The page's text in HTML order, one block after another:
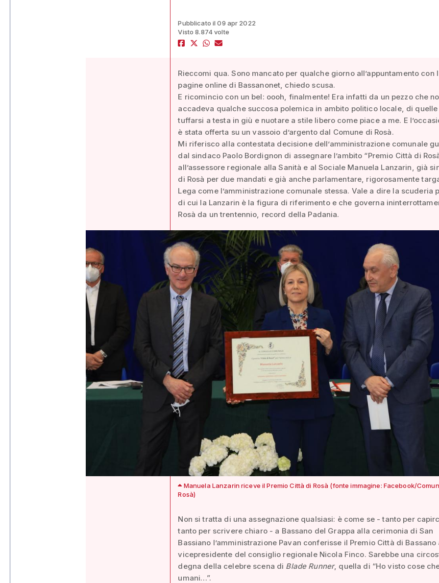
Pubblicato il 09 apr 2022
Visto 8.874 volte
Rieccomi qua. Sono mancato per qualche giorno all’appuntamento con
pagine online di Bassanonet, chiedo scusa.
E ricomincio con un bel: oooh, finalmente! Era infatti da un pezzo che
accadeva qualche succosa polemica in ambito politico locale, di
tuffarsi a testa in giù e nuotare a stile libero come piace a me. E
è stata offerta su un vassoio d’argento dal Comune di Rosà.
Mi riferisco alla contestata decisione dell’amministrazione comunale
dal sindaco Paolo Bordignon di assegnare l’ambito “Premio Città di
all’assessore regionale alla Sanità e al Sociale Manuela Lanzarin, già
di Rosà per due mandati e già anche parlamentare, rigorosamente
Lega come l’amministrazione comunale stessa. Vale a dire la scuderia
di cui la Lanzarin è la figura di riferimento e che governa
Rosà da un trentennio, record della Padania.
Manuela Lanzarin riceve il Premio Città di Rosà (fonte immagine: Facebook/
Rosà)
Non si tratta di una assegnazione qualsiasi: è come se - tanto per
tanto per scrivere chiaro - a Bassano del Grappa alla cerimonia di San
Bassiano l’amministrazione Pavan conferisse il Premio Città di Bassano
vicepresidente del consiglio regionale Nicola Finco. Sarebbe una
degna della celebre scena di Blade Runner, quella di “Ho visto cose
umani…”.